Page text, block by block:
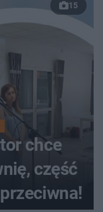
15
chce
część